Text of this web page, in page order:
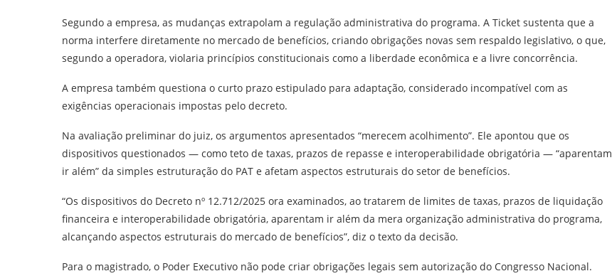
Segundo a empresa, as mudanças extrapolam a regulação administrativa do programa. A Ticket sustenta que a
norma interfere diretamente no mercado de benefícios, criando obrigações novas sem respaldo legislativo, o que,
segundo a operadora, violaria princípios constitucionais como a liberdade econômica e a livre concorrência.
A empresa também questiona o curto prazo estipulado para adaptação, considerado incompatível com as
exigências operacionais impostas pelo decreto.
Na avaliação preliminar do juiz, os argumentos apresentados “merecem acolhimento”. Ele apontou que os
dispositivos questionados — como teto de taxas, prazos de repasse e interoperabilidade obrigatória — “aparentam
ir além” da simples estruturação do PAT e afetam aspectos estruturais do setor de benefícios.
“Os dispositivos do Decreto nº 12.712/2025 ora examinados, ao tratarem de limites de taxas, prazos de liquidação
financeira e interoperabilidade obrigatória, aparentam ir além da mera organização administrativa do programa,
alcançando aspectos estruturais do mercado de benefícios”, diz o texto da decisão.
Para o magistrado, o Poder Executivo não pode criar obrigações legais sem autorização do Congresso Nacional.